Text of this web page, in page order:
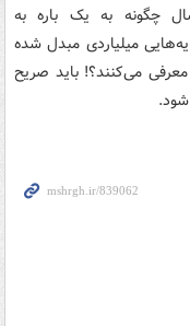
افرادی در بازه سنی ۲۵ تا ۳۵ سال چگونه به یک باره به
میلیاردی مبدل شده
می‌کنند؟! باید صریح